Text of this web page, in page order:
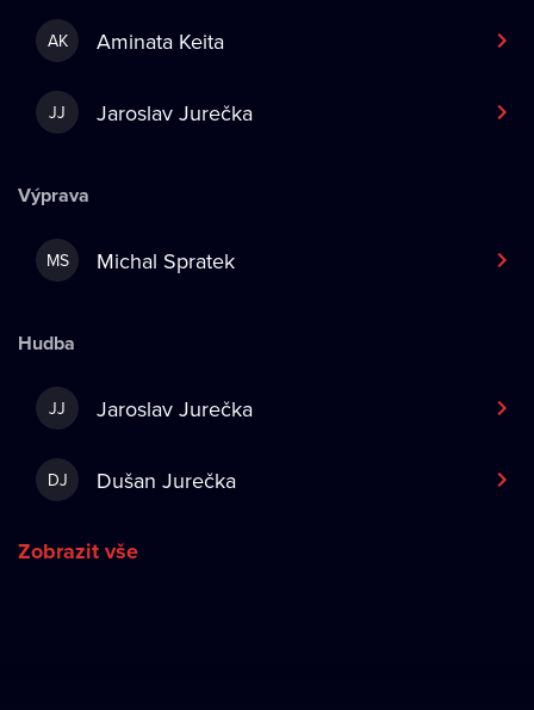
AK Aminata Keita
JJ Jaroslav Jurečka
Výprava
MS Michal Spratek
Hudba
JJ Jaroslav Jurečka
DJ Dušan Jurečka
Zobrazit vše